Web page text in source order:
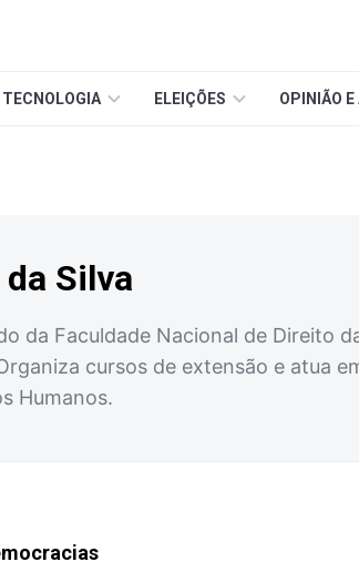
TECNOLOGIA ELEIÇÕES OPINIÃO
Silva
da Faculdade Nacional de Direito
cursos de extensão e atua
Humanos.